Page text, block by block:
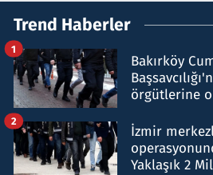
Trend Haberler
Bakırköy
örgütlerine
1
İzmir
Yaklaşık 2
2